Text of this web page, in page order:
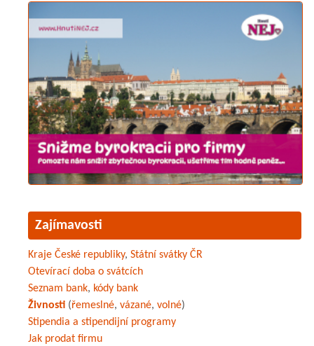
Zajímavosti
Kraje České republiky, Státní svátky ČR
Otevírací doba o svátcích
Seznam bank, kódy bank
Živnosti (řemeslné, vázané, volné)
Stipendia a stipendijní programy
Jak prodat firmu